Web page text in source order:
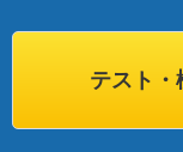
テスト・